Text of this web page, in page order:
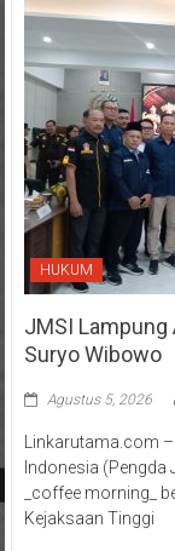
HUKUM
JMSI Lampung
Suryo Wibowo
Agustus 5, 2026
Linkarutama.com
Indonesia
_coffee morning_
Kejaksaan Tinggi